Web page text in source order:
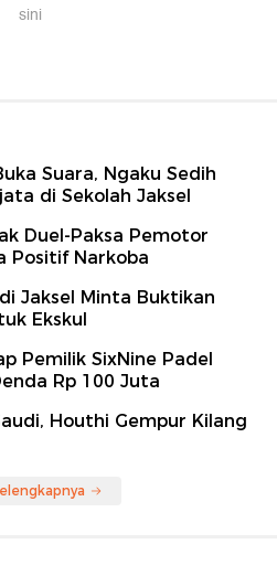
Suara, Ngaku Sedih
di Sekolah Jaksel
Duel-Paksa Pemotor
Positif Narkoba
Jaksel Minta Buktikan
Ekskul
Pemilik SixNine Padel
Rp 100 Juta
Houthi Gempur Kilang